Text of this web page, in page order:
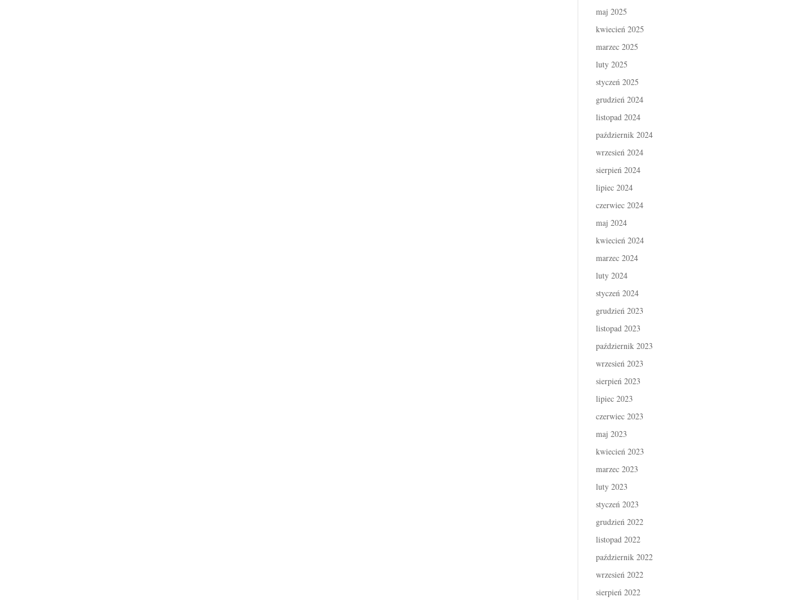
maj 2025
kwiecień 2025
marzec 2025
luty 2025
styczeń 2025
grudzień 2024
listopad 2024
październik 2024
wrzesień 2024
sierpień 2024
lipiec 2024
czerwiec 2024
maj 2024
kwiecień 2024
marzec 2024
luty 2024
styczeń 2024
grudzień 2023
listopad 2023
październik 2023
wrzesień 2023
sierpień 2023
lipiec 2023
czerwiec 2023
maj 2023
kwiecień 2023
marzec 2023
luty 2023
styczeń 2023
grudzień 2022
listopad 2022
październik 2022
wrzesień 2022
sierpień 2022